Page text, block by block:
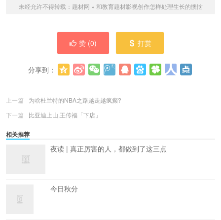
未经允许不得转载： 题材网 » 和教育题材影视创作怎样处理生长的懊恼
赞 (0) 打赏
分享到：
上一篇
为啥杜兰特的NBA之路越走越疯癫?
下一篇
比亚迪上山,王传福「下店」
相关推荐
夜读 | 真正厉害的人，都做到了这三点
今日秋分